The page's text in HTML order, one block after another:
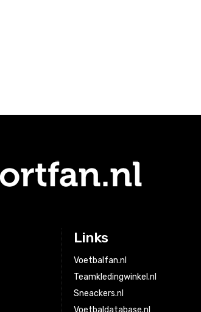
Links
Voetbalfan.nl
Teamkledingwinkel.nl
Sneackers.nl
Voetbaldatabase.nl